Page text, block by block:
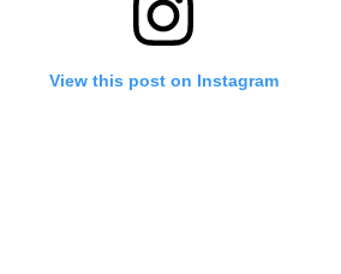
View this post on Instagram